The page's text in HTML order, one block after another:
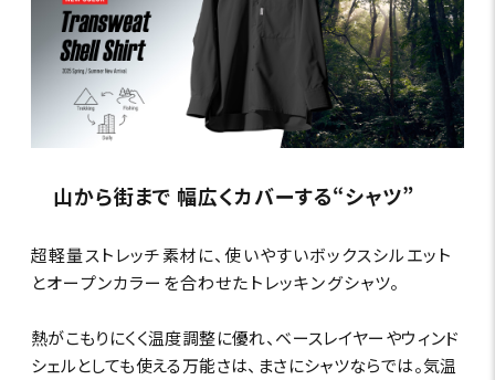
山から街まで 幅広くカバーする“シャツ”
超軽量ストレッチ素材に、使いやすいボックスシルエット
とオープンカラーを合わせたトレッキングシャツ。
熱がこもりにくく温度調整に優れ、ベースレイヤーやウィンド
シェルとしても使える万能さは、まさにシャツならでは。気温